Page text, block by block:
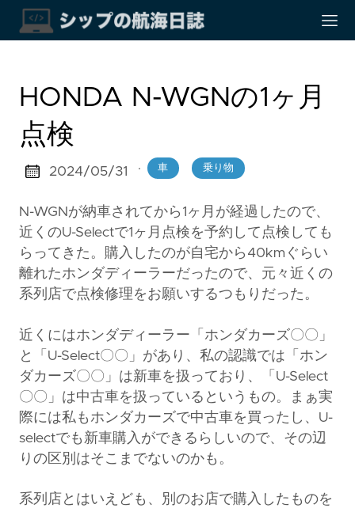
HONDA N-WGNの1ヶ月
点検
2024/05/31 · 車 乗り物
N-WGNが納車されてから1ヶ月が経過したので、
近くのU-Selectで1ヶ月点検を予約して点検しても
らってきた。購入したのが自宅から40kmぐらい
離れたホンダディーラーだったので、元々近くの
系列店で点検修理をお願いするつもりだった。
近くにはホンダディーラー「ホンダカーズ〇〇」
と「U-Select〇〇」があり、私の認識では「ホン
ダカーズ〇〇」は新車を扱っており、「U-Select
〇〇」は中古車を扱っているというもの。まぁ実
際には私もホンダカーズで中古車を買ったし、U-
selectでも新車購入ができるらしいので、その辺
りの区別はそこまでないのかも。
系列店とはいえども、別のお店で購入したものを